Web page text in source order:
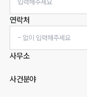
연락처
사무소
사건분야